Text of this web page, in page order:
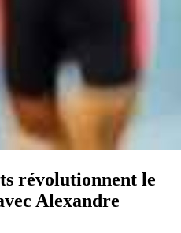
révolutionnent le
Alexandre